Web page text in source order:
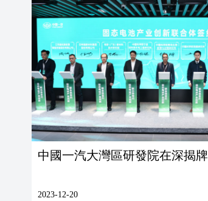
中國一汽大灣區研發院在深揭牌
2023-12-20